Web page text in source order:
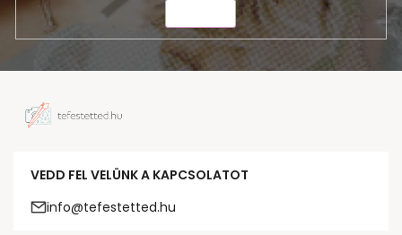
VEDD FEL VELÜNK A KAPCSOLATOT
info@tefestetted.hu